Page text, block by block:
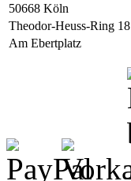
50668 Köln
Theodor-Heuss-Ring 18
Am Ebertplatz